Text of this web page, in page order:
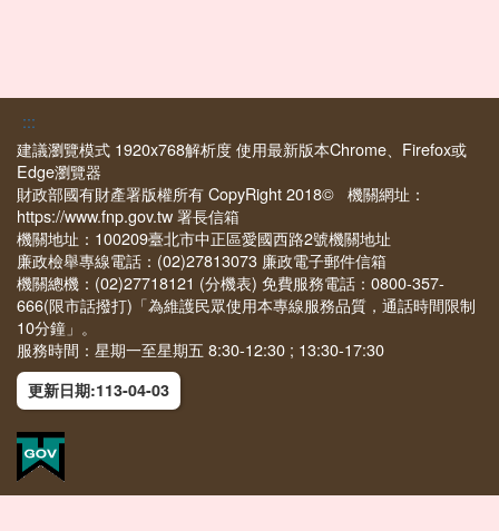
:::
建議瀏覽模式 1920x768解析度 使用最新版本Chrome、Firefox或
Edge瀏覽器
財政部國有財產署版權所有 CopyRight 2018© 機關網址：
https://www.fnp.gov.tw署長信箱
機關地址：100209臺北市中正區愛國西路2號機關地址
廉政檢舉專線電話：(02)27813073 廉政電子郵件信箱
機關總機：(02)27718121 (分機表) 免費服務電話：0800-357-
666(限市話撥打)「為維護民眾使用本專線服務品質，通話時間限制
10分鐘」。
服務時間：星期一至星期五 8:30-12:30 ; 13:30-17:30
更新日期:113-04-03